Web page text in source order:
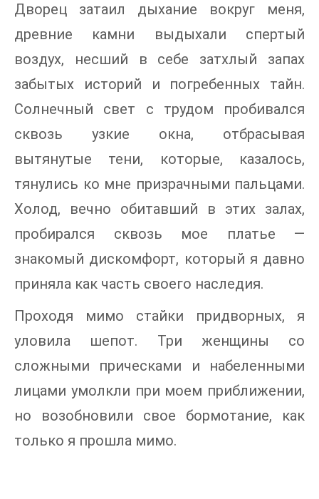
Дворец затаил дыхание вокруг меня,
древние камни выдыхали спертый
воздух, несший в себе затхлый запах
забытых историй и погребенных тайн.
Солнечный свет с трудом пробивался
сквозь узкие окна, отбрасывая
вытянутые тени, которые, казалось,
тянулись ко мне призрачными пальцами.
Холод, вечно обитавший в этих залах,
пробирался сквозь мое платье —
знакомый дискомфорт, который я давно
приняла как часть своего наследия.
Проходя мимо стайки придворных, я
уловила шепот. Три женщины со
сложными прическами и набеленными
лицами умолкли при моем приближении,
но возобновили свое бормотание, как
только я прошла мимо.